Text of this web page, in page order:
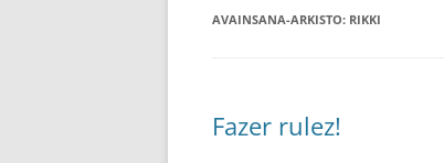
AVAINSANA-ARKISTO: RIKKI
Fazer rulez!